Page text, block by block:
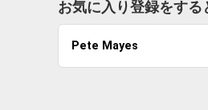
お気に入り登録をす
Pete Mayes